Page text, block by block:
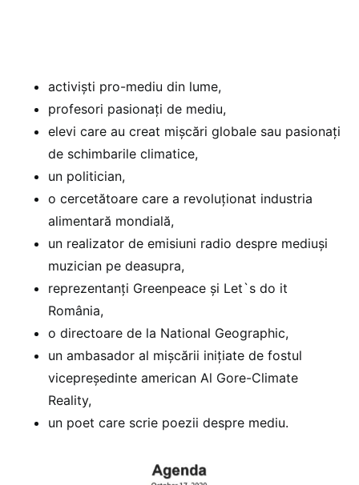
activiști pro-mediu din lume,
profesori pasionați de mediu,
elevi care au creat mișcări globale sau pasionați
de schimbarile climatice,
un politician,
o cercetătoare care a revoluționat industria
alimentară mondială,
un realizator de emisiuni radio despre mediuși
muzician pe deasupra,
reprezentanți Greenpeace și Let`s do it
România,
o directoare de la National Geographic,
un ambasador al mișcării inițiate de fostul
vicepreședinte american Al Gore-Climate
Reality,
un poet care scrie poezii despre mediu.